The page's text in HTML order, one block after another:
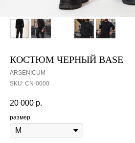
КОСТЮМ ЧЕРНЫЙ BASE
ARSENICUM
SKU: СN-0000
20 000 р.
размер